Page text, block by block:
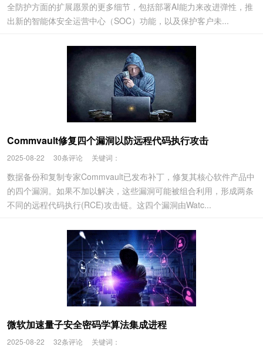
全防护方面的扩展愿景的更多细节，包括部署AI能力来改进弹性，推
出新的智能体安全运营中心（SOC）功能，以及保护客户未...
Commvault修复四个漏洞以防远程代码执行攻击
2025-08-22 30条评论 关键词：
数据备份和复制专家Commvault已发布补丁，修复其核心软件产品中
的四个漏洞。如果不加以解决，这些漏洞可能被组合利用，形成两条
不同的远程代码执行(RCE)攻击链。这四个漏洞由Watc...
微软加速量子安全密码学算法集成进程
2025-08-22 32条评论 关键词：